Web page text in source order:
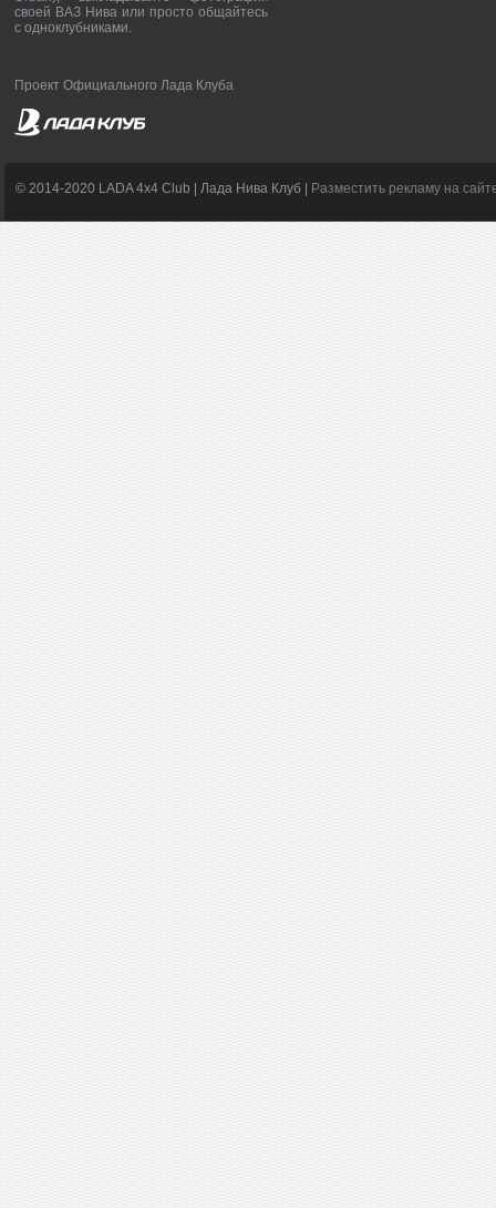
своей ВАЗ Нива или просто общайтесь
с одноклубниками.
Проект Официального Лада Клуба
© 2014-2020 LADA 4x4 Club | Лада Нива Клуб | Разместить рекламу на